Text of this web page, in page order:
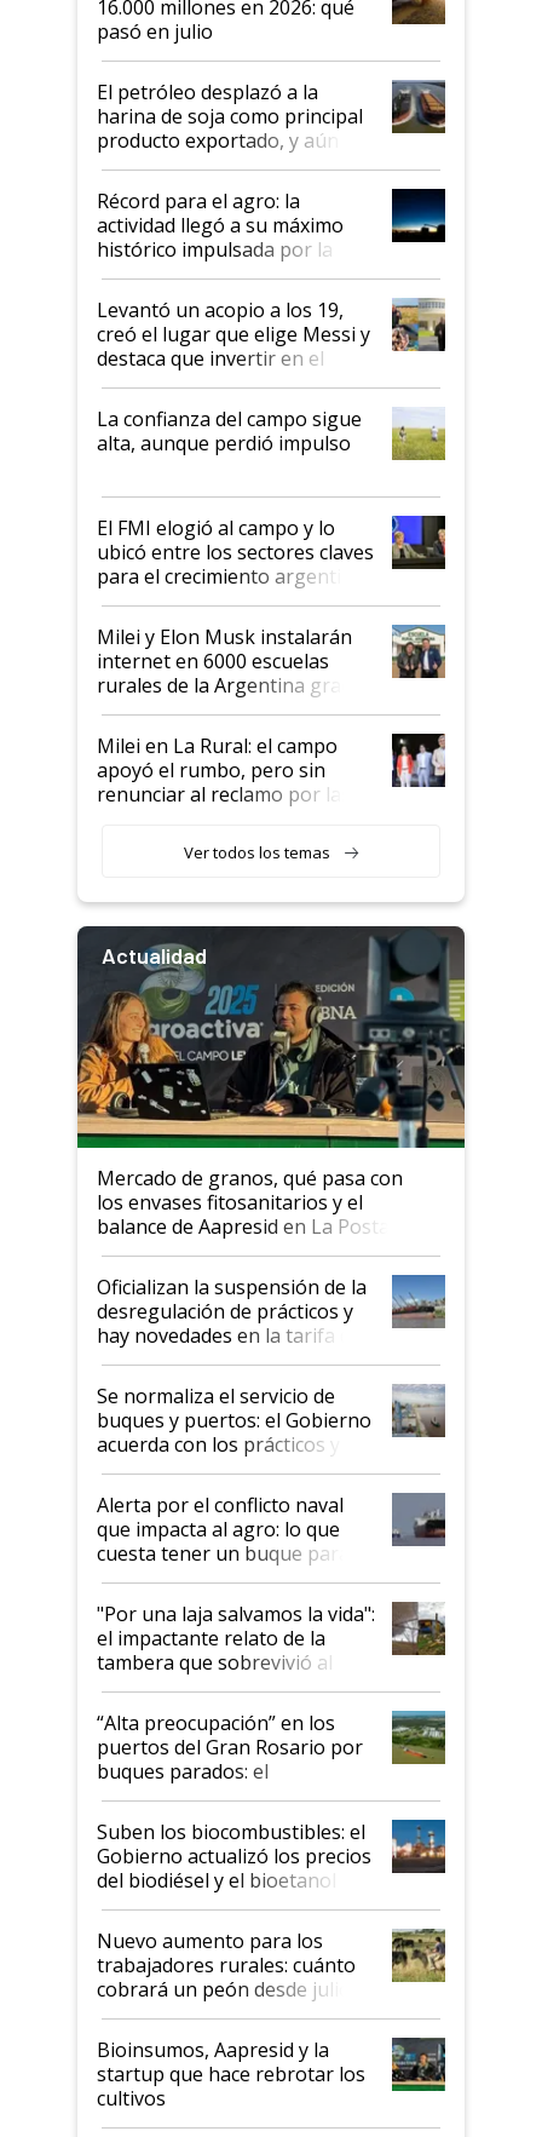
16.000 millones en 2026: qué
pasó en julio
El petróleo desplazó a la
harina de soja como principal
producto exportado, y aún así
el agro aportó casi seis de cada
diez dólares y sostuvo el
liderazgo en un semestre
récord
Récord para el agro: la
actividad llegó a su máximo
histórico impulsada por la
cosecha y las exportaciones
Levantó un acopio a los 19,
creó el lugar que elige Messi y
destaca que invertir en el
kirchnerismo era como "darle
plata a un hijo para droga":
Juan Félix Rossetti, el libertario
que de una dura crisis salió
de Milei
La confianza del campo sigue
alta, aunque perdió impulso
El FMI elogió al campo y lo
ubicó entre los sectores claves
para el crecimiento argentino
Milei y Elon Musk instalarán
internet en 6000 escuelas
rurales de la Argentina gracias
a un acuerdo con Starlink
Milei en La Rural: el campo
apoyó el rumbo, pero sin
renunciar al reclamo por las
Ver todos los temas
Actualidad
Mercado de granos, qué pasa con
los envases fitosanitarios y el
balance de Aapresid en La Posta
Oficializan la suspensión de la
desregulación de prácticos y
hay novedades en la tarifa de
la hidrovía
Se normaliza el servicio de
buques y puertos: el Gobierno
acuerda con los prácticos y
suspende el decreto de
desregulación
Alerta por el conflicto naval
que impacta al agro: lo que
cuesta tener un buque parado
y el peligro de que Argentina
pase a ser "país sucio"
"Por una laja salvamos la vida":
el impactante relato de la
tambera que sobrevivió al
tornado
“Alta preocupación” en los
puertos del Gran Rosario por
buques parados: el
funcionamiento de las
exportadoras en tensión tras
la medida de fuerza de los
prácticos
Suben los biocombustibles: el
Gobierno actualizó los precios
del biodiésel y el bioetanol
Nuevo aumento para los
trabajadores rurales: cuánto
cobrará un peón desde julio
Bioinsumos, Aapresid y la
startup que hace rebrotar los
cultivos